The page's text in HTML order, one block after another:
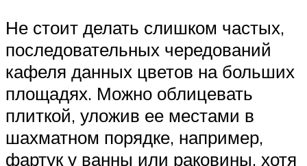
Не стоит делать слишком частых,
последовательных чередований
кафеля данных цветов на больших
площадях. Можно облицевать
плиткой, уложив ее местами в
шахматном порядке, например,
фартук у ванны или раковины, хотя